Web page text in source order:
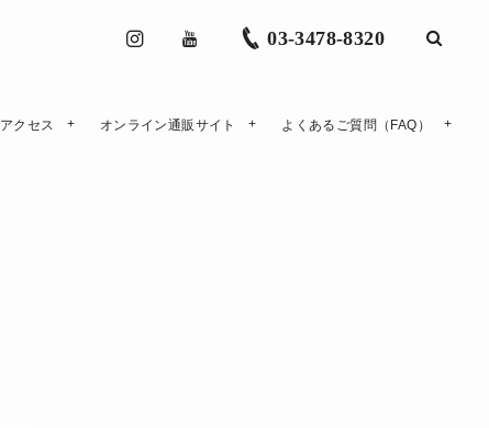
03-3478-8320
アクセス オンライン通販サイト よくあるご質問（FAQ）